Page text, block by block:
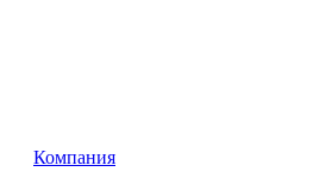
Компания